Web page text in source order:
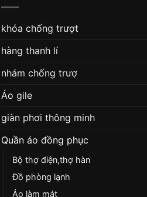
khóa chống trượt
hàng thanh lí
nhám chống trượ
Áo gile
giàn phơi thông minh
Quần áo đồng phục
Bộ thợ điện,thợ hàn
Đồ phòng lạnh
Áo làm mát